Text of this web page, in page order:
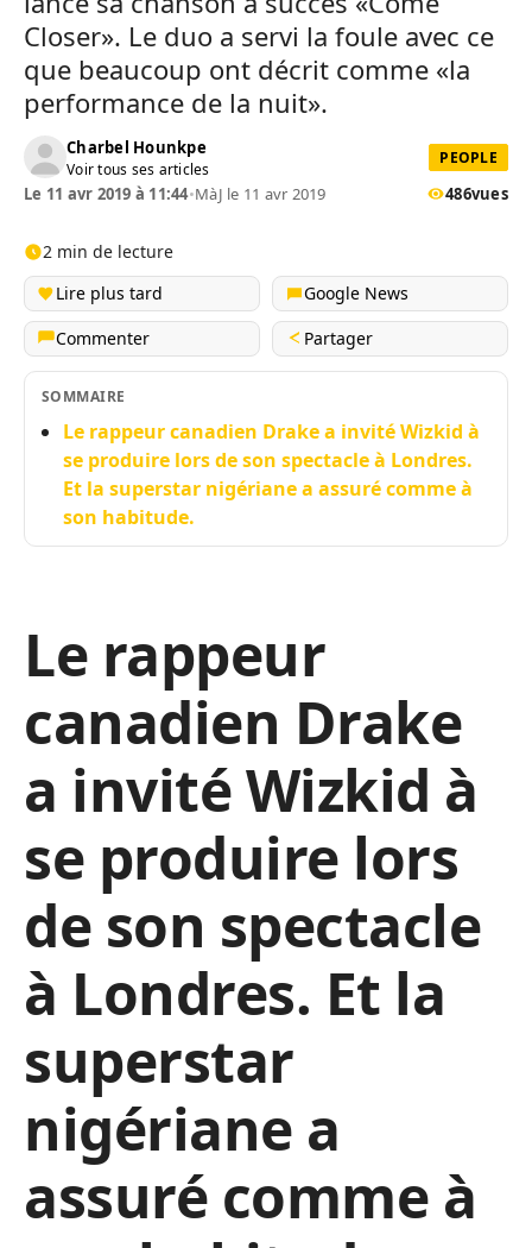
Closer». Le duo a servi la foule avec ce
que beaucoup ont décrit comme «la
performance de la nuit».
Charbel Hounkpe
Voir tous ses articles
PEOPLE
Le 11 avr 2019 à 11:44•MàJ le 11 avr 2019 486vues
2 min de lecture
Lire plus tard
Google News
Commenter
Partager
SOMMAIRE
Le rappeur canadien Drake a invité Wizkid à
se produire lors de son spectacle à Londres.
Et la superstar nigériane a assuré comme à
son habitude.
Le rappeur
canadien Drake
a invité Wizkid à
se produire lors
de son spectacle
à Londres. Et la
superstar
nigériane a
assuré comme à